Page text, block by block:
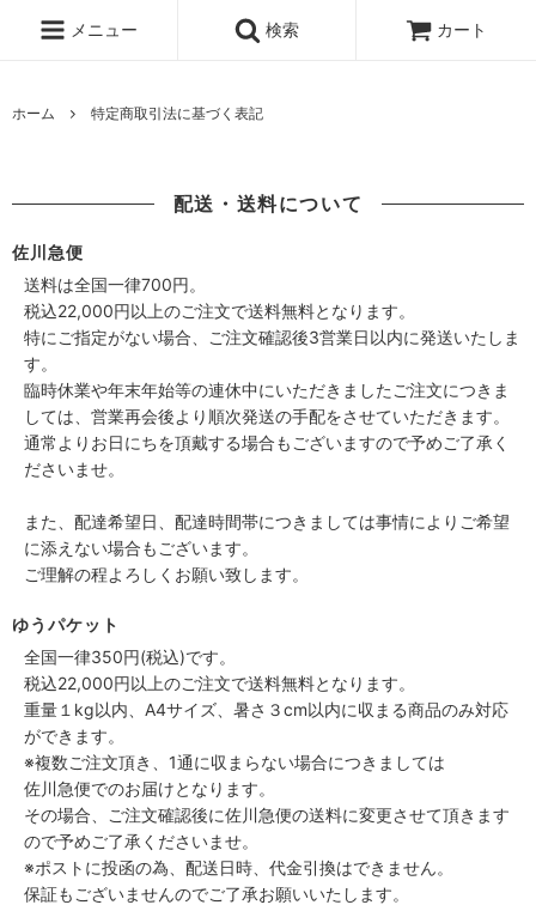
メニュー 検索 カート
ホーム 特定商取引法に基づく表記
配送・送料について
佐川急便
送料は全国一律700円。
税込22,000円以上のご注文で送料無料となります。
特にご指定がない場合、ご注文確認後3営業日以内に発送いたしま
す。
臨時休業や年末年始等の連休中にいただきましたご注文につきま
しては、営業再会後より順次発送の手配をさせていただきます。
通常よりお日にちを頂戴する場合もございますので予めご了承く
ださいませ。
また、配達希望日、配達時間帯につきましては事情によりご希望
に添えない場合もございます。
ご理解の程よろしくお願い致します。
ゆうパケット
全国一律350円(税込)です。
税込22,000円以上のご注文で送料無料となります。
重量１kg以内、A4サイズ、暑さ３cm以内に収まる商品のみ対応
ができます。
※複数ご注文頂き、1通に収まらない場合につきましては
佐川急便でのお届けとなります。
その場合、ご注文確認後に佐川急便の送料に変更させて頂きます
ので予めご了承くださいませ。
※ポストに投函の為、配送日時、代金引換はできません。
保証もございませんのでご了承お願いいたします。